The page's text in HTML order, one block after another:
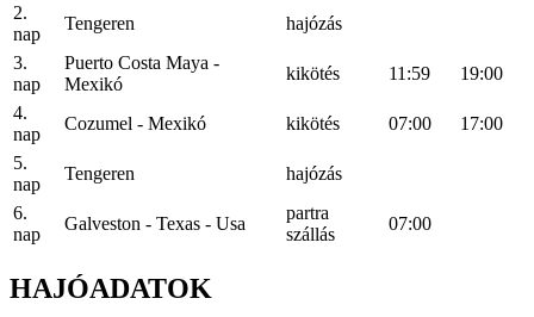
2.
nap
Tengeren
hajózás
3.
nap
Puerto Costa Maya -
Mexikó
kikötés 11:59
19:00
4.
nap
Cozumel - Mexikó kikötés 07:00
17:00
5.
nap
Tengeren
hajózás
6.
nap
Galveston - Texas - Usa
partra
szállás
07:00
HAJÓADATOK